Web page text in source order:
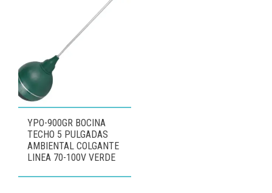
YPO-900GR BOCINA
TECHO 5 PULGADAS
AMBIENTAL COLGANTE
LINEA 70-100V VERDE